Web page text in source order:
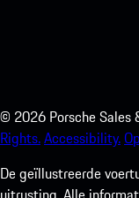
© 2026 Porsche
Rights.Accessibility.
De geïllustreerde